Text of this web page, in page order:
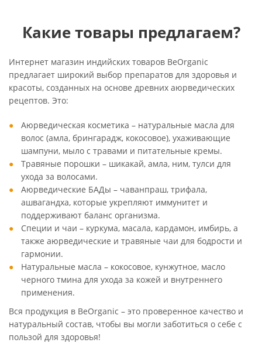
Какие товары предлагаем?
Интернет магазин индийских товаров BeOrganic
предлагает широкий выбор препаратов для здоровья и
красоты, созданных на основе древних аюрведических
рецептов. Это:
Аюрведическая косметика – натуральные масла для
волос (амла, брингарадж, кокосовое), ухаживающие
шампуни, мыло с травами и питательные кремы.
Травяные порошки – шикакай, амла, ним, тулси для
ухода за волосами.
Аюрведические БАДы – чаванпраш, трифала,
ашвагандха, которые укрепляют иммунитет и
поддерживают баланс организма.
Специи и чаи – куркума, масала, кардамон, имбирь, а
также аюрведические и травяные чаи для бодрости и
гармонии.
Натуральные масла – кокосовое, кунжутное, масло
черного тмина для ухода за кожей и внутреннего
применения.
Вся продукция в BeOrganic – это проверенное качество и
натуральный состав, чтобы вы могли заботиться о себе с
пользой для здоровья!